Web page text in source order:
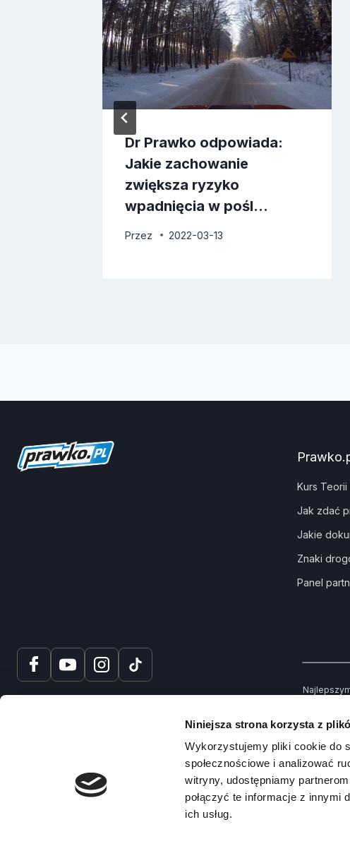
Niniejsza strona korzysta z
Wykorzystujemy pliki cookie do
społecznościowe i analizować
witryny, udostępniamy
połączyć te informacje z innymi
ich usług.
Dr Prawko odpowiada:
Jakie zachowanie
zwiększa ryzyko
wpadnięcia w pośl…
Przez 2022-03-13
Kurs
Jak zdać
Jakie
Znaki
Panel